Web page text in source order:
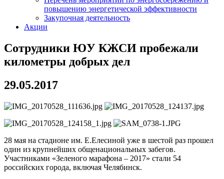
повышению энергетической эффективности
Закупочная деятельность
Акции
Сотрудники ЮУ КЖСИ пробежали
километры добрых дел
29.05.2017
28 мая на стадионе им. Е.Елесиной уже в шестой раз прошел
один из крупнейших общенациональных забегов.
Участниками «Зеленого марафона – 2017» стали 54
российских города, включая Челябинск.